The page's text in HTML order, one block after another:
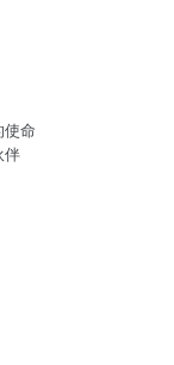
使命
伴